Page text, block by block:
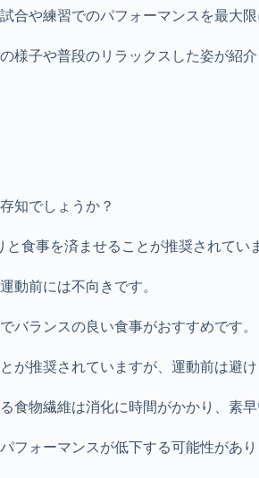
合や練習でのパフォーマンスを最大
様子や普段のリラックスした姿が紹
知でしょうか？
食事を済ませることが推奨されてい
動前には不向きです。
バランスの良い食事がおすすめです。
が推奨されていますが、運動前は避け
食物繊維は消化に時間がかかり、素早
フォーマンスが低下する可能性があり